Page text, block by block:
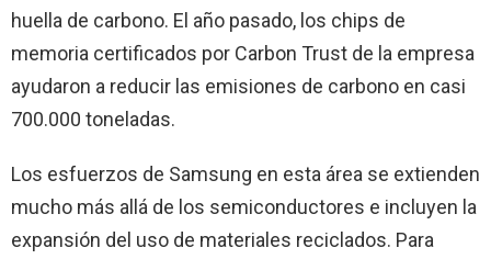
huella de carbono. El año pasado, los chips de
memoria certificados por Carbon Trust de la empresa
ayudaron a reducir las emisiones de carbono en casi
700.000 toneladas.
Los esfuerzos de Samsung en esta área se extienden
mucho más allá de los semiconductores e incluyen la
expansión del uso de materiales reciclados. Para